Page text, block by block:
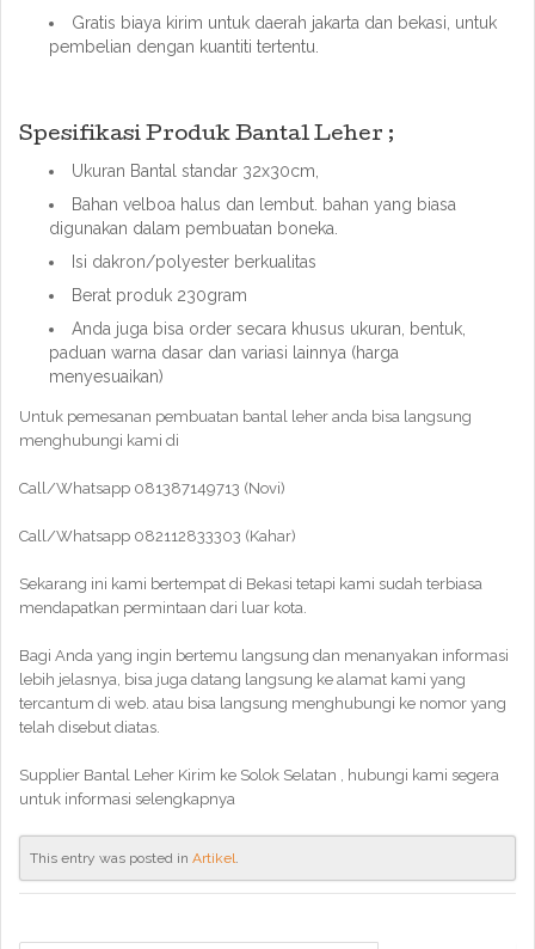
Gratis biaya kirim untuk daerah jakarta dan bekasi, untuk
pembelian dengan kuantiti tertentu.
Spesifikasi Produk Bantal Leher ;
Ukuran Bantal standar 32x30cm,
Bahan velboa halus dan lembut. bahan yang biasa
digunakan dalam pembuatan boneka.
Isi dakron/polyester berkualitas
Berat produk 230gram
Anda juga bisa order secara khusus ukuran, bentuk,
paduan warna dasar dan variasi lainnya (harga
menyesuaikan)
Untuk pemesanan pembuatan bantal leher anda bisa langsung
menghubungi kami di
Call/Whatsapp 081387149713 (Novi)
Call/Whatsapp 082112833303 (Kahar)
Sekarang ini kami bertempat di Bekasi tetapi kami sudah terbiasa
mendapatkan permintaan dari luar kota.
Bagi Anda yang ingin bertemu langsung dan menanyakan informasi
lebih jelasnya, bisa juga datang langsung ke alamat kami yang
tercantum di web. atau bisa langsung menghubungi ke nomor yang
telah disebut diatas.
Supplier Bantal Leher Kirim ke Solok Selatan , hubungi kami segera
untuk informasi selengkapnya
This entry was posted in Artikel.